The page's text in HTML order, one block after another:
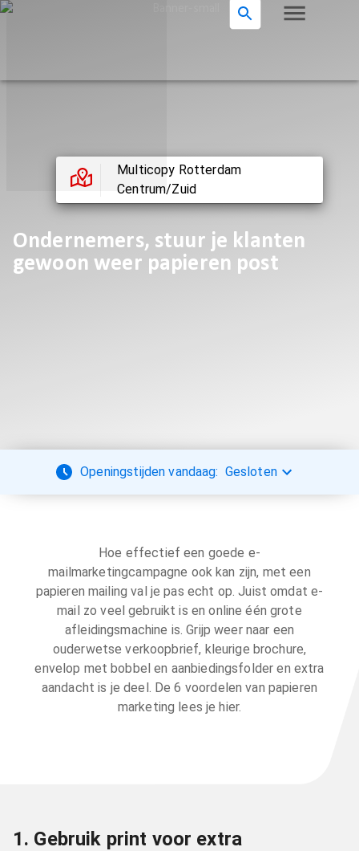
Multicopy Rotterdam
Centrum/Zuid
Ondernemers, stuur je klanten
gewoon weer papieren post
Openingstijden vandaag: Gesloten
Hoe effectief een goede e-
mailmarketingcampagne ook kan zijn, met een
papieren mailing val je pas echt op. Juist omdat e-
mail zo veel gebruikt is en online één grote
afleidingsmachine is. Grijp weer naar een
ouderwetse verkoopbrief, kleurige brochure,
envelop met bobbel en aanbiedingsfolder en extra
aandacht is je deel. De 6 voordelen van papieren
marketing lees je hier.
1. Gebruik print voor extra